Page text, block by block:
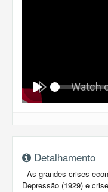
Play
Detalhamento
- As grandes crises
Depressão (1929) e